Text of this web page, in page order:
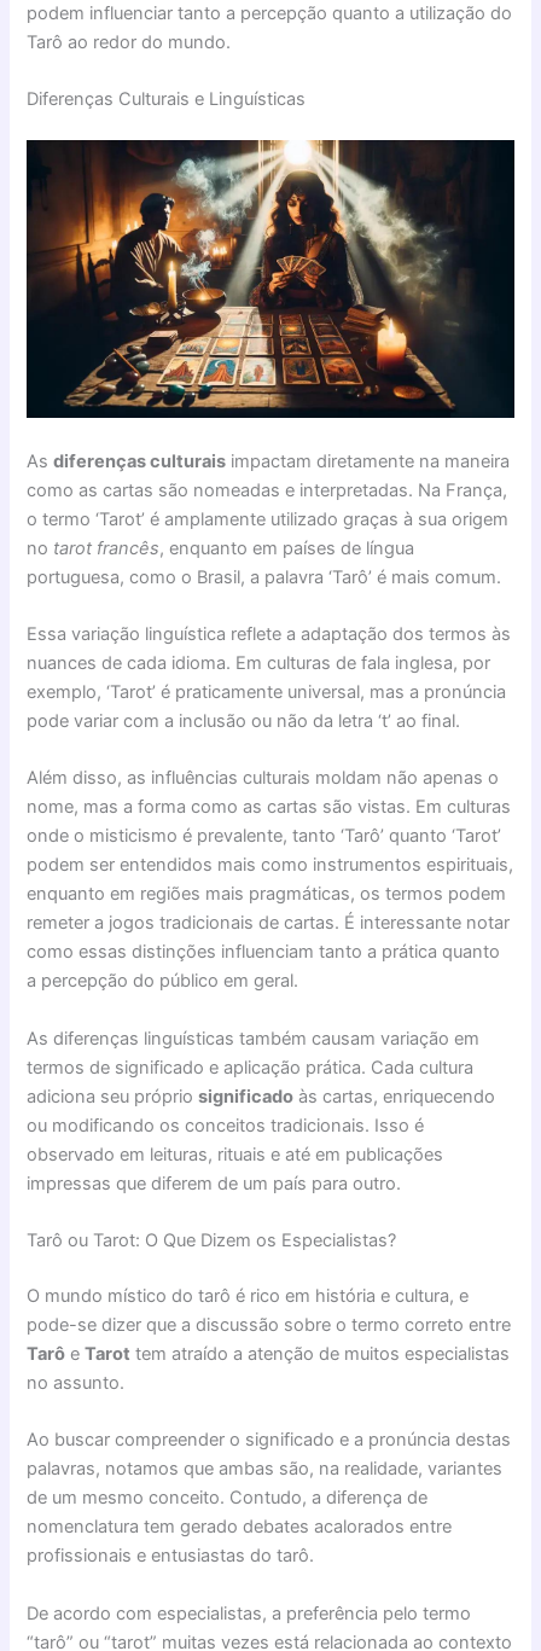
podem influenciar tanto a percepção quanto a utilização do
Tarô ao redor do mundo.
Diferenças Culturais e Linguísticas
Asdiferenças culturais impactam diretamente na maneira
como as cartas são nomeadas e interpretadas. Na França,
o termo ‘Tarot’ é amplamente utilizado graças à sua origem
no tarot francês, enquanto em países de língua
portuguesa, como o Brasil, a palavra ‘Tarô’ é mais comum.
Essa variação linguística reflete a adaptação dos termos às
nuances de cada idioma. Em culturas de fala inglesa, por
exemplo, ‘Tarot’ é praticamente universal, mas a pronúncia
pode variar com a inclusão ou não da letra ‘t’ ao final.
Além disso, as influências culturais moldam não apenas o
nome, mas a forma como as cartas são vistas. Em culturas
onde o misticismo é prevalente, tanto ‘Tarô’ quanto ‘Tarot’
podem ser entendidos mais como instrumentos espirituais,
enquanto em regiões mais pragmáticas, os termos podem
remeter a jogos tradicionais de cartas. É interessante notar
como essas distinções influenciam tanto a prática quanto
a percepção do público em geral.
As diferenças linguísticas também causam variação em
termos de significado e aplicação prática. Cada cultura
adiciona seu própriosignificado às cartas, enriquecendo
ou modificando os conceitos tradicionais. Isso é
observado em leituras, rituais e até em publicações
impressas que diferem de um país para outro.
Tarô ou Tarot: O Que Dizem os Especialistas?
O mundo místico do tarô é rico em história e cultura, e
pode-se dizer que a discussão sobre o termo correto entre
Tarô eTarot tem atraído a atenção de muitos especialistas
no assunto.
Ao buscar compreender o significado e a pronúncia destas
palavras, notamos que ambas são, na realidade, variantes
de um mesmo conceito. Contudo, a diferença de
nomenclatura tem gerado debates acalorados entre
profissionais e entusiastas do tarô.
De acordo com especialistas, a preferência pelo termo
“tarô” ou “tarot” muitas vezes está relacionada ao contexto